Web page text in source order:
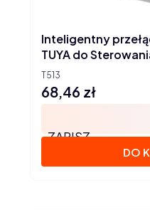
T513
Inteligentny
TUYA do
Cena
68,46 zł
ZAPISZ
DO